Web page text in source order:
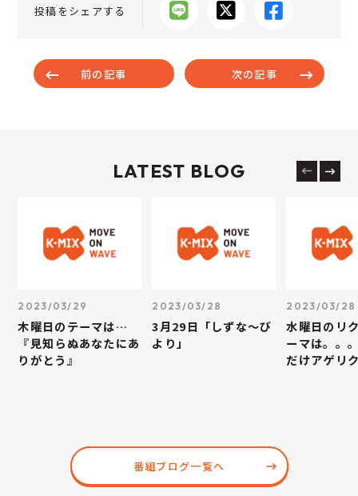
投稿をシェアする
前の記事 次の記事
LATEST BLOG
2023/03/29
木曜日のテーマは…
『見知らぬあなたにあ
りがとう』
2023/03/28
3月29日「しずな～び
より」
2023/03/28
水曜日のリ
ーマは。。
だけアゲリ
番組ブログ一覧へ